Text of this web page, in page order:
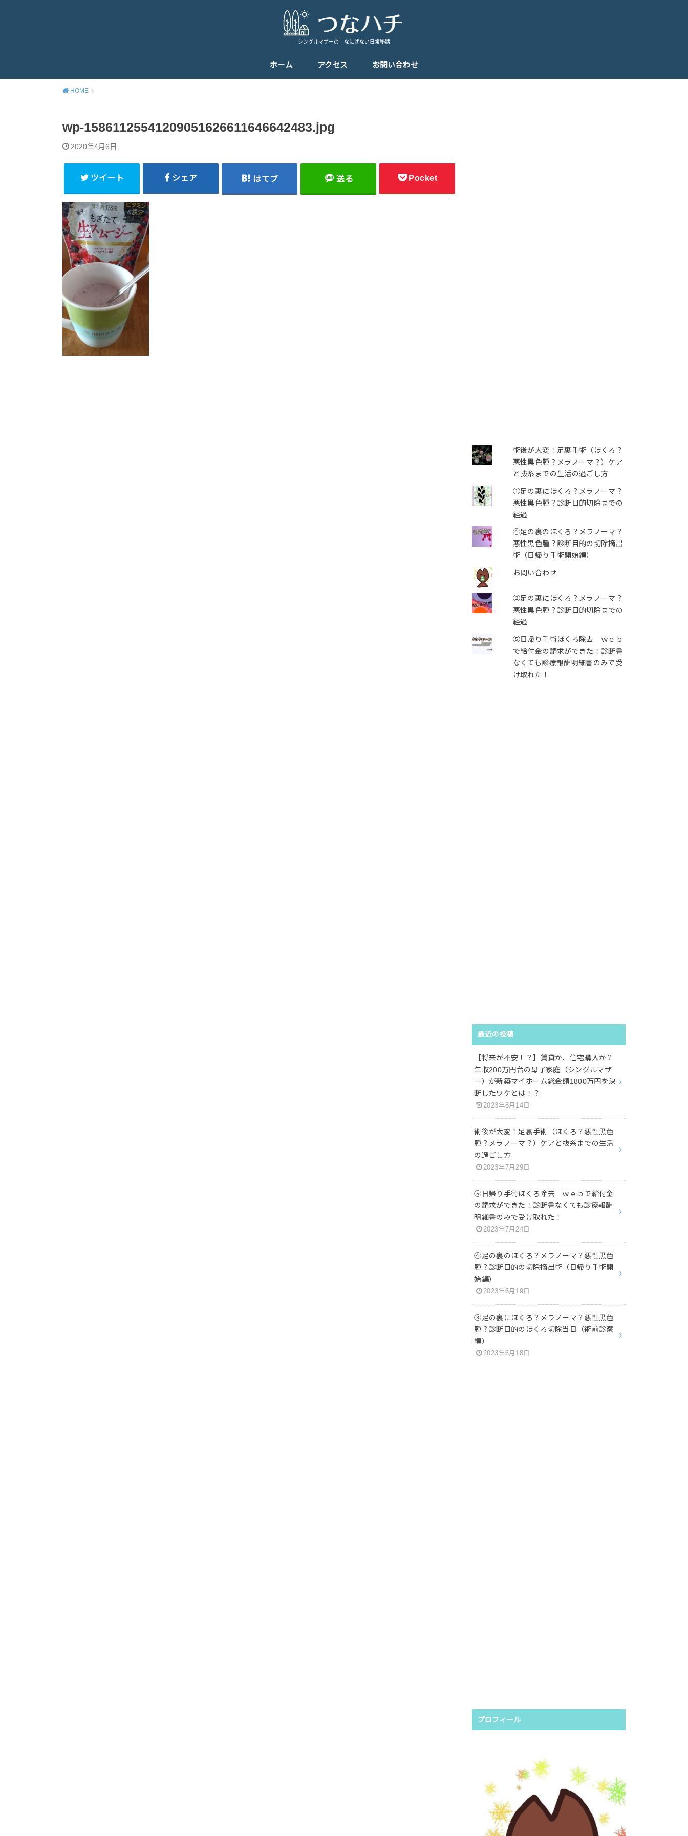
シングルマザーの なにげない日常秘話
ホーム アクセス お問い合わせ
HOME
wp-15861125541209051626611646642483.jpg
2020年4月6日
ツイート シェア はてブ 送る Pocket
術後が大変！足裏手術（ほくろ？
悪性黒色腫？メラノーマ？）ケア
と抜糸までの生活の過ごし方
①足の裏にほくろ？メラノーマ？
悪性黒色腫？診断目的切除までの
経過
④足の裏のほくろ？メラノーマ？
悪性黒色腫？診断目的の切除摘出
術（日帰り手術開始編）
お問い合わせ
②足の裏にほくろ？メラノーマ？
悪性黒色腫？診断目的切除までの
経過
⑤日帰り手術ほくろ除去 ｗｅｂ
で給付金の請求ができた！診断書
なくても診療報酬明細書のみで受
け取れた！
最近の投稿
【将来が不安！？】賃貸か、住宅購入か？
年収200万円台の母子家庭（シングルマザ
ー）が新築マイホーム総金額1800万円を決
断したワケとは！？
2023年8月14日
術後が大変！足裏手術（ほくろ？悪性黒色
腫？メラノーマ？）ケアと抜糸までの生活
の過ごし方
2023年7月29日
⑤日帰り手術ほくろ除去 ｗｅｂで給付金
の請求ができた！診断書なくても診療報酬
明細書のみで受け取れた！
2023年7月24日
④足の裏のほくろ？メラノーマ？悪性黒色
腫？診断目的の切除摘出術（日帰り手術開
始編）
2023年6月19日
③足の裏にほくろ？メラノーマ？悪性黒色
腫？診断目的のほくろ切除当日（術前診察
編）
2023年6月18日
プロフィール